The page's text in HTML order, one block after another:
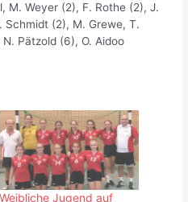
M. Weyer (2), F. Rothe (2), J.
Schmidt (2), M. Grewe, T.
Pätzold (6), O. Aidoo
Weibliche Jugend auf